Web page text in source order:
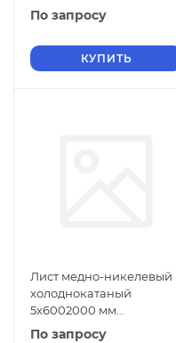
МНЖМц30-1-1 ГОСТ 5063-
По запросу
КУПИТЬ
Лист медно-никелевый
холоднокатаный
5х6002000 мм
МНЖМц30-1-1 ГОСТ 5063-
По запросу